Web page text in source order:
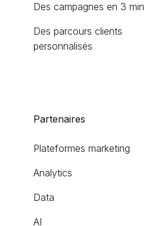
Des campagnes en 3 min
Des parcours clients
personnalisés
Partenaires
Plateformes marketing
Analytics
Data
AI